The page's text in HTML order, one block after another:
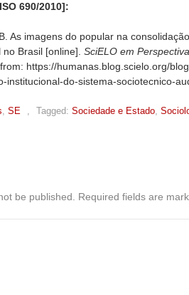
690/2010]:
As imagens do popular na
Brasil [online]. SciELO em
https://humanas.blog.scielo.org/
institucional-do-sistema-sociotecnico-
, SE , Tagged: Sociedade e Estado,
be published. Required fields are